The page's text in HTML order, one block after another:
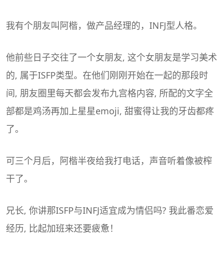
我有个朋友叫阿楷，做产品经理的， INFJ型人格。
他前些日子交往了一个女朋友, 这个女朋友是学习美术
的, 属于ISFP类型。在他们刚刚开始在一起的那段时
间, 朋友圈里每天都会发布九宫格内容, 所配的文字全
部都是鸡汤再加上星星emoji, 甜蜜得让我的牙齿都疼
了。
可三个月后，阿楷半夜给我打电话，声音听着像被榨
干了。
兄长, 你讲那ISFP与INFJ适宜成为情侣吗? 我此番恋爱
经历, 比起加班来还要疲惫！